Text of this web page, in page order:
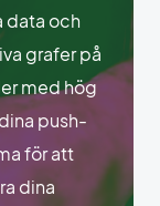
data och
grafer på
med hög
push-
för att
dina